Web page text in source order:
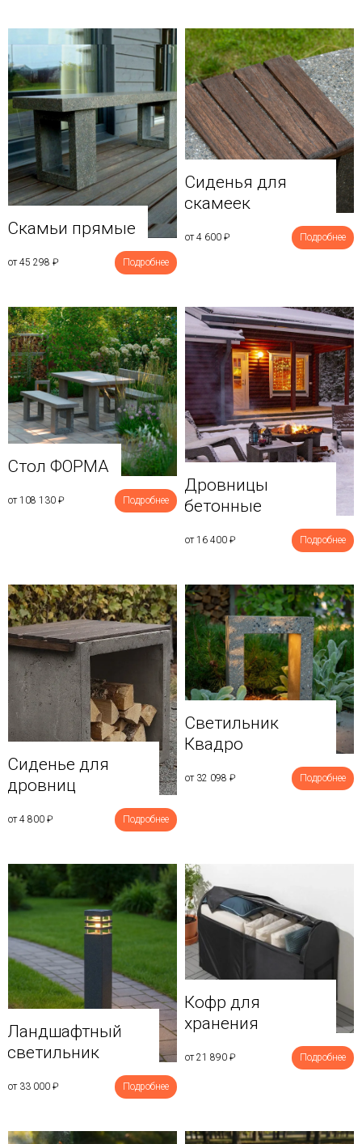
Скамьи прямые
от 45 298 ₽ Подробнее
Сиденья для
скамеек
от 4 600 ₽ Подробнее
Стол ФОРМА
от 108 130 ₽ Подробнее
Дровницы
бетонные
от 16 400 ₽ Подробнее
Сиденье для
дровниц
от 4 800 ₽ Подробнее
Светильник
Квадро
от 32 098 ₽ Подробнее
Ландшафтный
светильник
от 33 000 ₽ Подробнее
Кофр для
хранения
от 21 890 ₽ Подробнее